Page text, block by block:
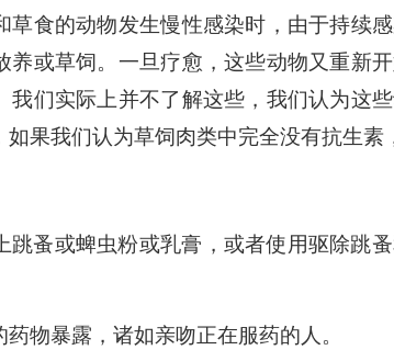
草食的动物发生慢性感染时，由于持续
养或草饲。一旦疗愈，这些动物又重新
我们实际上并不了解这些，我们认为这
果我们认为草饲肉类中完全没有抗生素
跳蚤或蜱虫粉或乳膏，或者使用驱除跳
物暴露，诸如亲吻正在服药的人。